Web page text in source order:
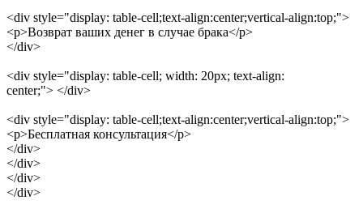
<div style="display: table-cell;text-align:center;vertical-align:top;">
<p>Возврат ваших денег в случае брака</p>
</div>
<div style="display: table-cell; width: 20px; text-align:
center;"> </div>
<div style="display: table-cell;text-align:center;vertical-align:top;">
<p>Бесплатная консультация</p>
</div>
</div>
</div>
</div>